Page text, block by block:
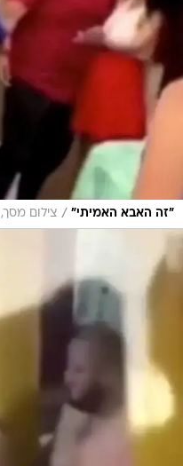
"זה האבא האמיתי" / צילום מסך, reddit